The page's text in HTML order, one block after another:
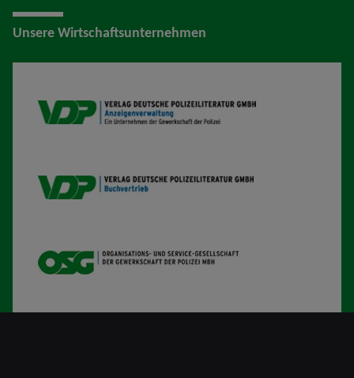
Unsere Wirtschaftsunternehmen
VDP AV
VDP B
OSG